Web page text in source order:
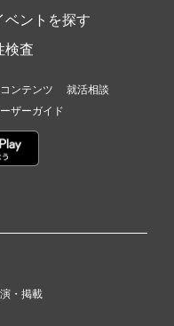
ベントを探す
検査
ンテンツ
就活相談
ザーガイド
・掲載